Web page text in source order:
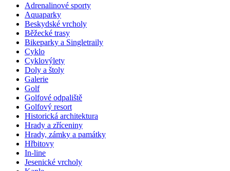
Adrenalinové sporty
Aquaparky
Beskydské vrcholy
Běžecké trasy
Bikeparky a Singletraily
Cyklo
Cyklovýlety
Doly a štoly
Galerie
Golf
Golfové odpaliště
Golfový resort
Historická architektura
Hrady a zříceniny
Hrady, zámky a památky
Hřbitovy
In-line
Jesenické vrcholy